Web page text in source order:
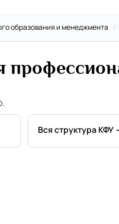
образования и менеджмента /
Вся структура КФУ